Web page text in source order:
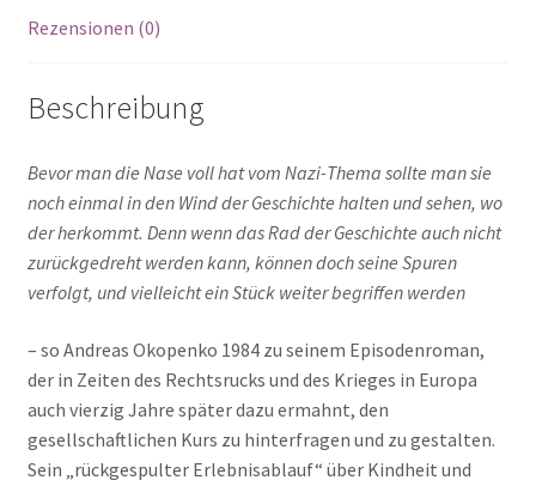
Rezensionen (0)
Beschreibung
Bevor man die Nase voll hat vom Nazi-Thema sollte man sie
noch einmal in den Wind der Geschichte halten und sehen, wo
der herkommt. Denn wenn das Rad der Geschichte auch nicht
zurückgedreht werden kann, können doch seine Spuren
verfolgt, und vielleicht ein Stück weiter begriffen werden
– so Andreas Okopenko 1984 zu seinem Episodenroman,
der in Zeiten des Rechtsrucks und des Krieges in Europa
auch vierzig Jahre später dazu ermahnt, den
gesellschaftlichen Kurs zu hinterfragen und zu gestalten.
Sein „rückgespulter Erlebnisablauf“ über Kindheit und